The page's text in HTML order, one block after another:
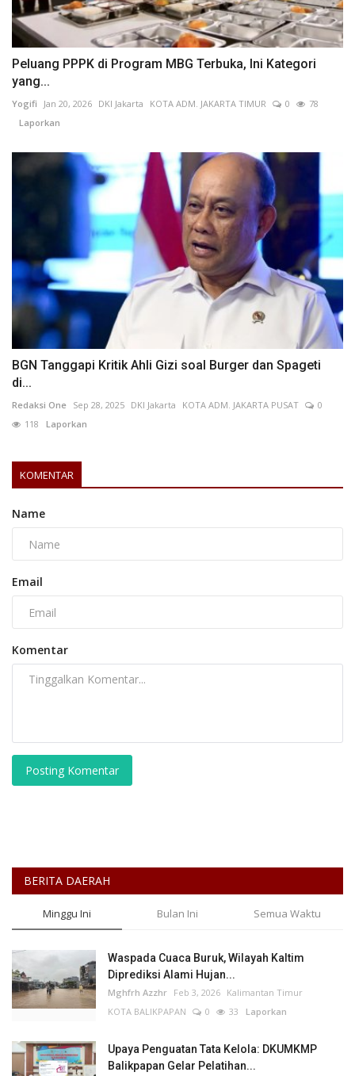
Peluang PPPK di Program MBG Terbuka, Ini Kategori
yang...
Yogifi Jan 20, 2026 DKI Jakarta KOTA ADM. JAKARTA TIMUR 0
78
Laporkan
BGN Tanggapi Kritik Ahli Gizi soal Burger dan Spageti
di...
Redaksi One Sep 28, 2025 DKI Jakarta KOTA ADM. JAKARTA PUSAT
0
118 Laporkan
KOMENTAR
Name
Email
Komentar
Posting Komentar
BERITA DAERAH
Minggu Ini Bulan Ini Semua Waktu
Waspada Cuaca Buruk, Wilayah Kaltim
Diprediksi Alami Hujan...
Mghfrh Azzhr Feb 3, 2026 Kalimantan Timur
KOTA BALIKPAPAN
0 33 Laporkan
Upaya Penguatan Tata Kelola: DKUMKMP
Balikpapan Gelar Pelatihan...